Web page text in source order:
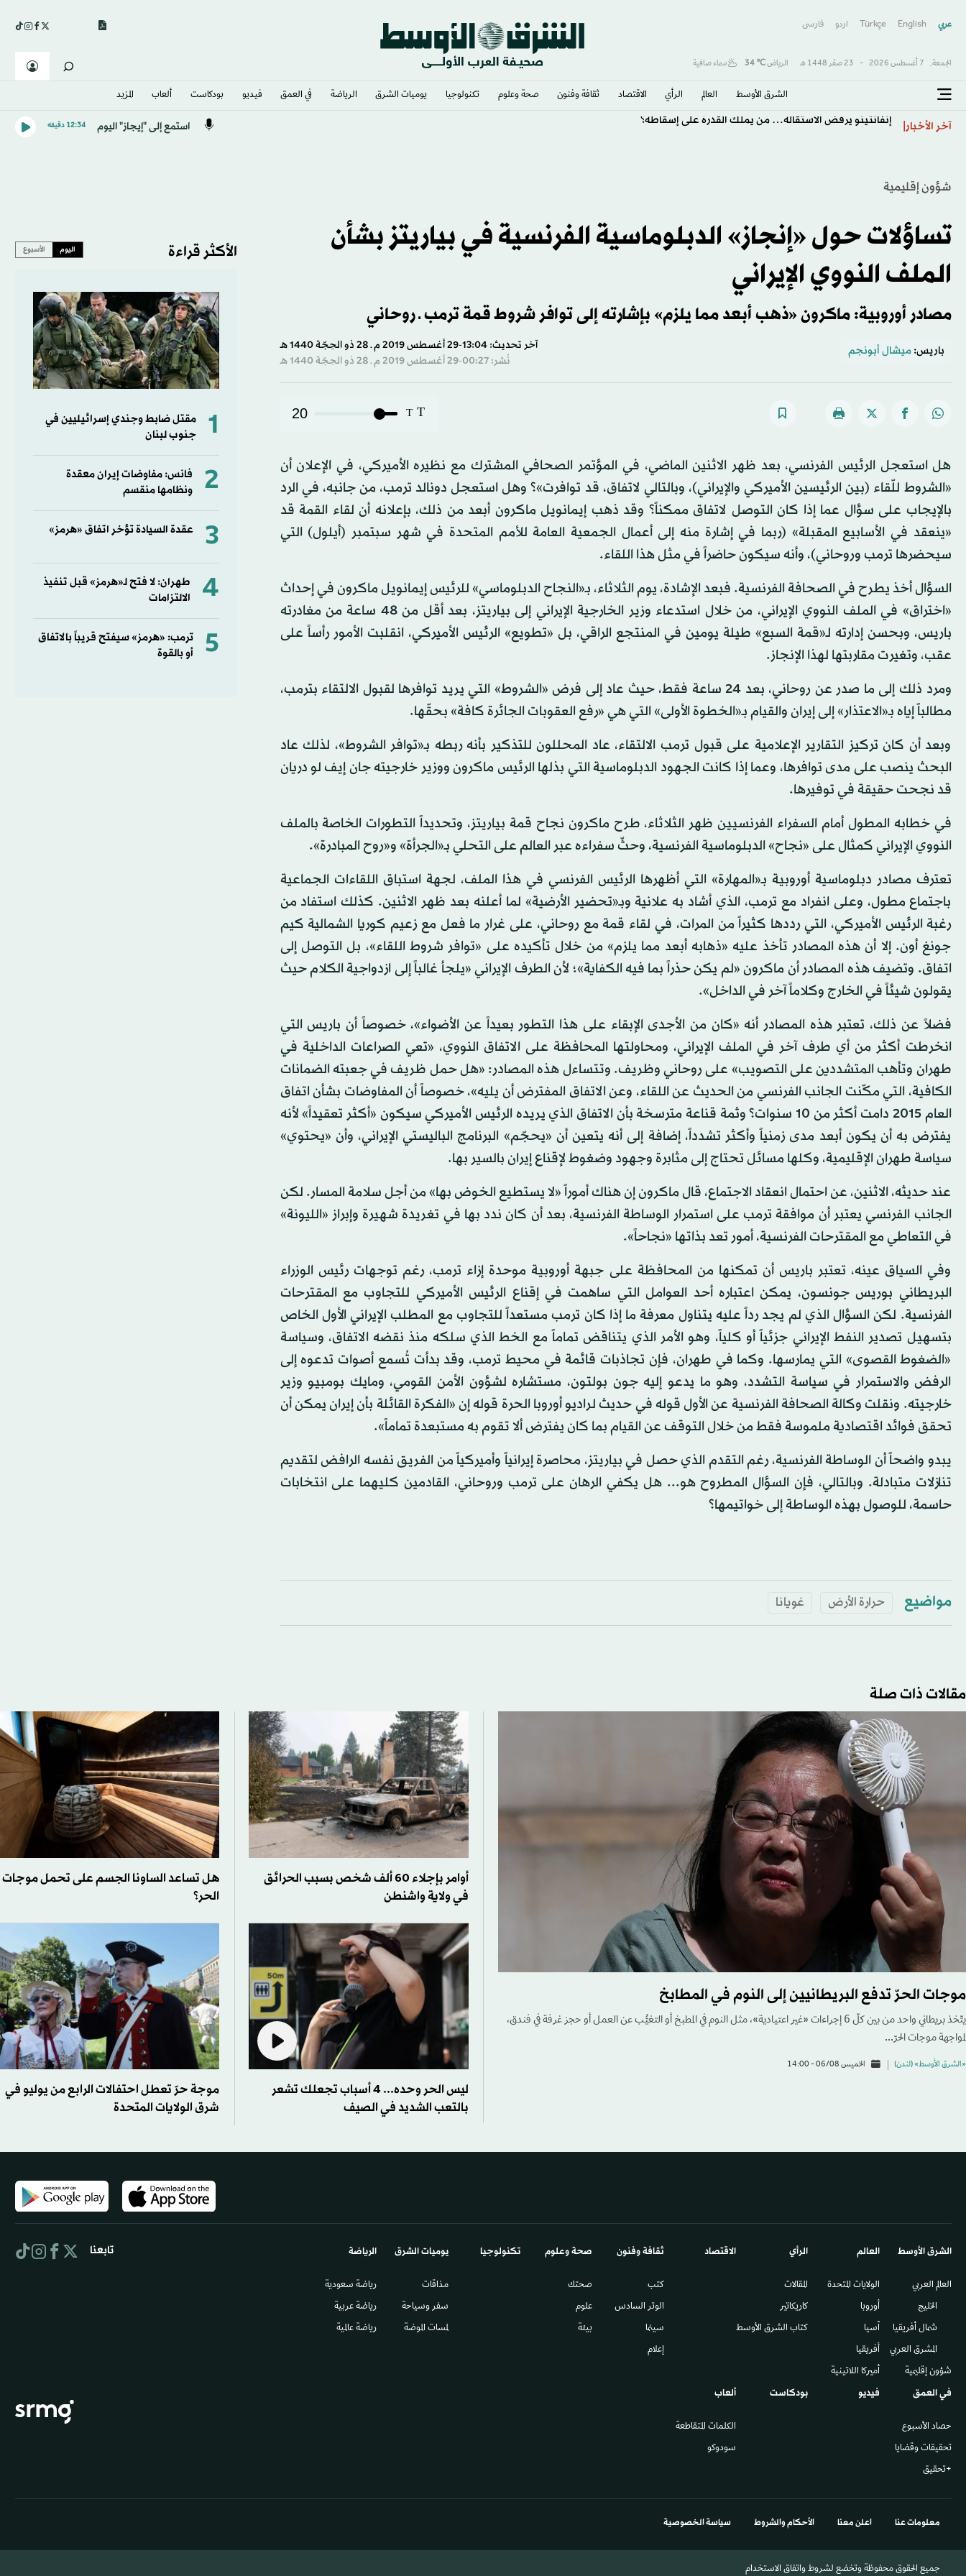
عربي English
Türkçe اردو فارسى
الجمعة, 7 أغسطس 2026 - 23 صفَر 1448 هـ الرياض℃
34 سماء صافية
الشرق الأوسط​ العالم الرأي الاقتصاد ثقافة وفنون صحة وعلوم تكنولوجيا يوميات الشرق​ الرياضة في العمق فيديو بودكاست ألعاب المزيد
آخر الأخبار إنفانتينو يرفض الاستقالة… من يملك القدرة على إسقاطه؟ استمع إلى "إيجاز" اليوم 12:34 دقيقه
شؤون إقليمية
تساؤلات حول «إنجاز» الدبلوماسية الفرنسية في بياريتز بشأن
الملف النووي الإيراني
مصادر أوروبية: ماكرون «ذهب أبعد مما يلزم» بإشارته إلى توافر شروط قمة ترمب ـ روحاني
باريس: ميشال أبونجم
آخر تحديث: 13:04-29 أغسطس 2019 م ـ 28 ذو الحِجّة 1440 هـ
نُشر: 00:27-29 أغسطس 2019 م ـ 28 ذو الحِجّة 1440 هـ
T
T
20
هل استعجل الرئيس الفرنسي، بعد ظهر الاثنين الماضي، في المؤتمر الصحافي المشترك مع نظيره الأميركي، في الإعلان أن
«الشروط للّقاء (بين الرئيسين الأميركي والإيراني)، وبالتالي لاتفاق، قد توافرت»؟ وهل استعجل دونالد ترمب، من جانبه، في الرد
بالإيجاب على سؤال عما إذا كان التوصل لاتفاق ممكناً؟ وقد ذهب إيمانويل ماكرون أبعد من ذلك، بإعلانه أن لقاء القمة قد
«ينعقد في الأسابيع المقبلة» (ربما في إشارة منه إلى أعمال الجمعية العامة للأمم المتحدة في شهر سبتمبر (أيلول) التي
سيحضرها ترمب وروحاني)، وأنه سيكون حاضراً في مثل هذا اللقاء.
السؤال أخذ يطرح في الصحافة الفرنسية. فبعد الإشادة، يوم الثلاثاء، بـ«النجاح الدبلوماسي» للرئيس إيمانويل ماكرون في إحداث
«اختراق» في الملف النووي الإيراني، من خلال استدعاء وزير الخارجية الإيراني إلى بياريتز، بعد أقل من 48 ساعة من مغادرته
باريس، وبحسن إدارته لـ«قمة السبع» طيلة يومين في المنتجع الراقي، بل «تطويع» الرئيس الأميركي، انقلبت الأمور رأساً على
عقب، وتغيرت مقاربتها لهذا الإنجاز.
ومرد ذلك إلى ما صدر عن روحاني، بعد 24 ساعة فقط، حيث عاد إلى فرض «الشروط» التي يريد توافرها لقبول الالتقاء بترمب،
مطالباً إياه بـ«الاعتذار» إلى إيران والقيام بـ«الخطوة الأولى» التي هي «رفع العقوبات الجائرة كافة» بحقّها.
وبعد أن كان تركيز التقارير الإعلامية على قبول ترمب الالتقاء، عاد المحللون للتذكير بأنه ربطه بـ«توافر الشروط»، لذلك عاد
البحث ينصب على مدى توافرها، وعما إذا كانت الجهود الدبلوماسية التي بذلها الرئيس ماكرون ووزير خارجيته جان إيف لو دريان
قد نجحت حقيقة في توفيرها.
في خطابه المطول أمام السفراء الفرنسيين ظهر الثلاثاء، طرح ماكرون نجاح قمة بياريتز، وتحديداً التطورات الخاصة بالملف
النووي الإيراني كمثال على «نجاح» الدبلوماسية الفرنسية، وحثّ سفراءه عبر العالم على التحلي بـ«الجرأة» و«روح المبادرة».
تعترف مصادر دبلوماسية أوروبية بـ«المهارة» التي أظهرها الرئيس الفرنسي في هذا الملف، لجهة استباق اللقاءات الجماعية
باجتماع مطول، وعلى انفراد مع ترمب، الذي أشاد به علانية وبـ«تحضير الأرضية» لما أعلنه بعد ظهر الاثنين. كذلك استفاد من
رغبة الرئيس الأميركي، التي رددها كثيراً من المرات، في لقاء قمة مع روحاني، على غرار ما فعل مع زعيم كوريا الشمالية كيم
جونغ أون. إلا أن هذه المصادر تأخذ عليه «ذهابه أبعد مما يلزم» من خلال تأكيده على «توافر شروط اللقاء»، بل التوصل إلى
اتفاق. وتضيف هذه المصادر أن ماكرون «لم يكن حذراً بما فيه الكفاية»؛ لأن الطرف الإيراني «يلجأ غالباً إلى ازدواجية الكلام حيث
يقولون شيئاً في الخارج وكلاماً آخر في الداخل».
فضلاً عن ذلك، تعتبر هذه المصادر أنه «كان من الأجدى الإبقاء على هذا التطور بعيداً عن الأضواء»، خصوصاً أن باريس التي
انخرطت أكثر من أي طرف آخر في الملف الإيراني، ومحاولتها المحافظة على الاتفاق النووي، «تعي الصراعات الداخلية في
طهران وتأهب المتشددين على التصويب» على روحاني وظريف. وتتساءل هذه المصادر: «هل حمل ظريف في جعبته الضمانات
الكافية، التي مكّنت الجانب الفرنسي من الحديث عن اللقاء، وعن الاتفاق المفترض أن يليه»، خصوصاً أن المفاوضات بشأن اتفاق
العام 2015 دامت أكثر من 10 سنوات؟ وثمة قناعة مترسخة بأن الاتفاق الذي يريده الرئيس الأميركي سيكون «أكثر تعقيداً» لأنه
يفترض به أن يكون أبعد مدى زمنياً وأكثر تشدداً، إضافة إلى أنه يتعين أن «يحجّم» البرنامج الباليستي الإيراني، وأن «يحتوي»
سياسة طهران الإقليمية، وكلها مسائل تحتاج إلى مثابرة وجهود وضغوط لإقناع إيران بالسير بها.
عند حديثه، الاثنين، عن احتمال انعقاد الاجتماع، قال ماكرون إن هناك أموراً «لا يستطيع الخوض بها» من أجل سلامة المسار. لكن
الجانب الفرنسي يعتبر أن موافقة ترمب على استمرار الوساطة الفرنسية، بعد أن كان ندد بها في تغريدة شهيرة وإبراز «الليونة»
في التعاطي مع المقترحات الفرنسية، أمور تعد بذاتها «نجاحاً».
وفي السياق عينه، تعتبر باريس أن تمكنها من المحافظة على جبهة أوروبية موحدة إزاء ترمب، رغم توجهات رئيس الوزراء
البريطاني بوريس جونسون، يمكن اعتباره أحد العوامل التي ساهمت في إقناع الرئيس الأميركي للتجاوب مع المقترحات
الفرنسية. لكن السؤال الذي لم يجد رداً عليه يتناول معرفة ما إذا كان ترمب مستعداً للتجاوب مع المطلب الإيراني الأول الخاص
بتسهيل تصدير النفط الإيراني جزئياً أو كلياً، وهو الأمر الذي يتناقض تماماً مع الخط الذي سلكه منذ نقضه الاتفاق، وسياسة
«الضغوط القصوى» التي يمارسها. وكما في طهران، فإن تجاذبات قائمة في محيط ترمب، وقد بدأت تُسمع أصوات تدعوه إلى
الرفض والاستمرار في سياسة التشدد، وهو ما يدعو إليه جون بولتون، مستشاره لشؤون الأمن القومي، ومايك بومبيو وزير
خارجيته. ونقلت وكالة الصحافة الفرنسية عن الأول قوله في حديث لـراديو أوروبا الحرة قوله إن «الفكرة القائلة بأن إيران يمكن أن
تحقق فوائد اقتصادية ملموسة فقط من خلال التوقف عن القيام بما كان يفترض ألا تقوم به مستبعدة تماماً».
يبدو واضحاً أن الوساطة الفرنسية، رغم التقدم الذي حصل في بياريتز، محاصرة إيرانياً وأميركياً من الفريق نفسه الرافض لتقديم
تنازلات متبادلة. وبالتالي، فإن السؤال المطروح هو... هل يكفي الرهان على ترمب وروحاني، القادمين كليهما على انتخابات
حاسمة، للوصول بهذه الوساطة إلى خواتيمها؟
مواضيع حرارة الأرض غويانا
الأكثر قراءة اليوم الأسبوع
1
مقتل ضابط وجندي إسرائيليين في
جنوب لبنان
2
فانس: مفاوضات إيران معقدة
ونظامها منقسم
3 عقدة السيادة تؤخر اتفاق «هرمز»
4
طهران: لا فتح لـ«هرمز» قبل تنفيذ
الالتزامات
5
ترمب: «هرمز» سيفتح قريباً بالاتفاق
أو بالقوة
مقالات ذات صلة
موجات الحرّ تدفع البريطانيين إلى النوم في المطابخ
يتّخذ بريطاني واحد من بين كلّ 6 إجراءات «غير اعتيادية»، مثل النوم في المطبخ أو التغيُّب عن العمل أو حجز غرفة في فندق،
لمواجهة موجات الحرّ...
«الشرق الأوسط» (لندن) الخميس 06/08 - 14:00
أوامر بإجلاء 60 ألف شخص بسبب الحرائق
في ولاية واشنطن
هل تساعد الساونا الجسم على تحمل موجات
الحر؟
ليس الحر وحده... 4 أسباب تجعلك تشعر
بالتعب الشديد في الصيف
موجة حرّ تعطل احتفالات الرابع من يوليو في
شرق الولايات المتحدة
الشرق الأوسط​
العالم العربي
الخليج
شمال أفريقيا
المشرق العربي
شؤون إقليمية
العالم
الولايات المتحدة
أوروبا
آسيا
أفريقيا
أميركا اللاتينية
الرأي
المقالات
كاريكاتير
كتاب الشرق الأوسط
الاقتصاد ثقافة وفنون
كتب
الوتر السادس​
سينما
إعلام
صحة وعلوم
صحتك
علوم
بيئة
تكنولوجيا يوميات الشرق​
مذاقات
سفر وسياحة
لمسات الموضة
الرياضة
رياضة سعودية
رياضة عربية
رياضة عالمية
في العمق
حصاد الأسبوع
تحقيقات وقضايا
+تحقيق
فيديو بودكاست ألعاب
الكلمات المتقاطعة
سودوكو
تابعنا
معلومات عنا اعلن معنا الأحكام والشروط سياسة الخصوصية
جميع الحقوق محفوظة وتخضع لشروط واتفاق الاستخدام